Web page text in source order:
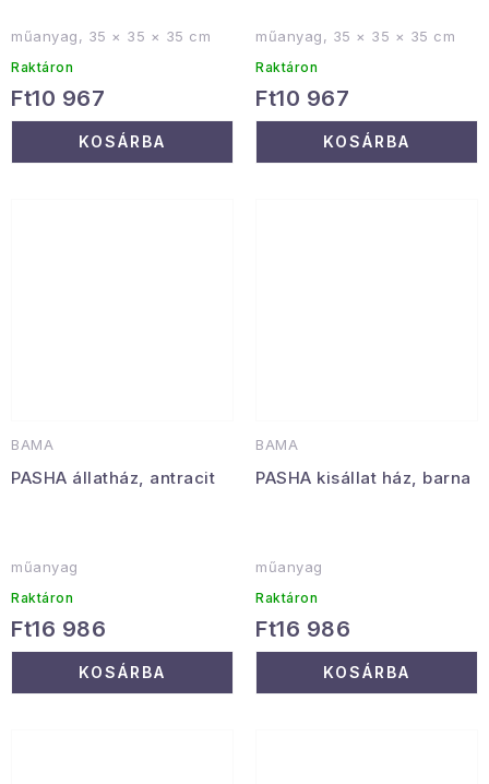
műanyag, 35 × 35 × 35 cm
Raktáron
Ft10 967
KOSÁRBA
műanyag, 35 × 35 × 35 cm
Raktáron
Ft10 967
KOSÁRBA
BAMA
PASHA állatház, antracit
műanyag
Raktáron
Ft16 986
KOSÁRBA
BAMA
PASHA kisállat ház, barna
műanyag
Raktáron
Ft16 986
KOSÁRBA